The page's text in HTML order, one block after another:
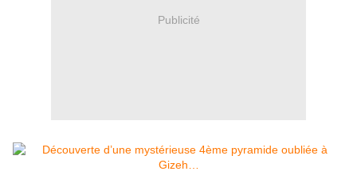
Publicité